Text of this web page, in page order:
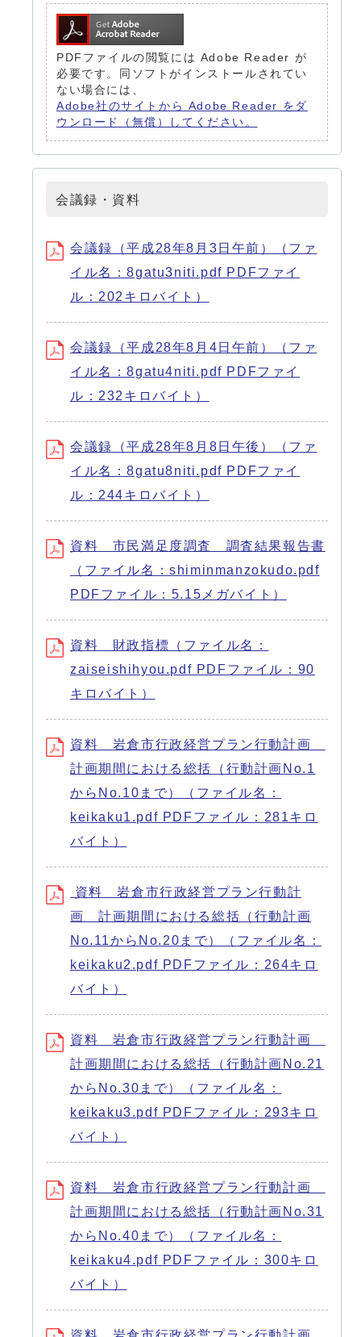
PDFファイルの閲覧には Adobe Reader が
必要です。同ソフトがインストールされてい
ない場合には、
Adobe社のサイトから Adobe Reader をダ
ウンロード（無償）してください。
会議録・資料
会議録（平成28年8月3日午前）（ファ
イル名：8gatu3niti.pdf PDFファイ
ル：202キロバイト）
会議録（平成28年8月4日午前）（ファ
イル名：8gatu4niti.pdf PDFファイ
ル：232キロバイト）
会議録（平成28年8月8日午後）（ファ
イル名：8gatu8niti.pdf PDFファイ
ル：244キロバイト）
資料 市民満足度調査 調査結果報告書
（ファイル名：shiminmanzokudo.pdf
PDFファイル：5.15メガバイト）
資料 財政指標（ファイル名：
zaiseishihyou.pdf PDFファイル：90
キロバイト）
資料 岩倉市行政経営プラン行動計画
計画期間における総括（行動計画No.1
からNo.10まで）（ファイル名：
keikaku1.pdf PDFファイル：281キロ
バイト）
資料 岩倉市行政経営プラン行動計
画 計画期間における総括（行動計画
No.11からNo.20まで）（ファイル名：
keikaku2.pdf PDFファイル：264キロ
バイト）
資料 岩倉市行政経営プラン行動計画
計画期間における総括（行動計画No.21
からNo.30まで）（ファイル名：
keikaku3.pdf PDFファイル：293キロ
バイト）
資料 岩倉市行政経営プラン行動計画
計画期間における総括（行動計画No.31
からNo.40まで）（ファイル名：
keikaku4.pdf PDFファイル：300キロ
バイト）